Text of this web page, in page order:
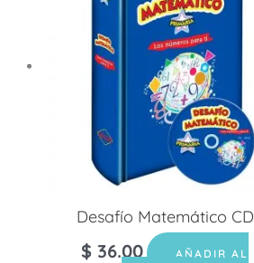
Desafío Matemático CD
$ 36.00
AÑADIR AL